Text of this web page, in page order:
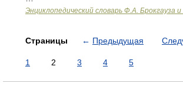
Энциклопедический словарь Ф.А. Брокгауза
Страницы ← Предыдущая
1 2 3 4 5